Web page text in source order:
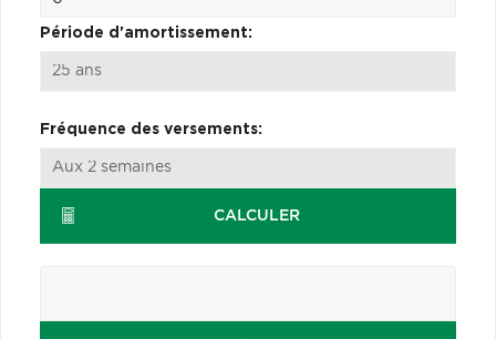
Période d'amortissement:
Fréquence des versements:
CALCULER